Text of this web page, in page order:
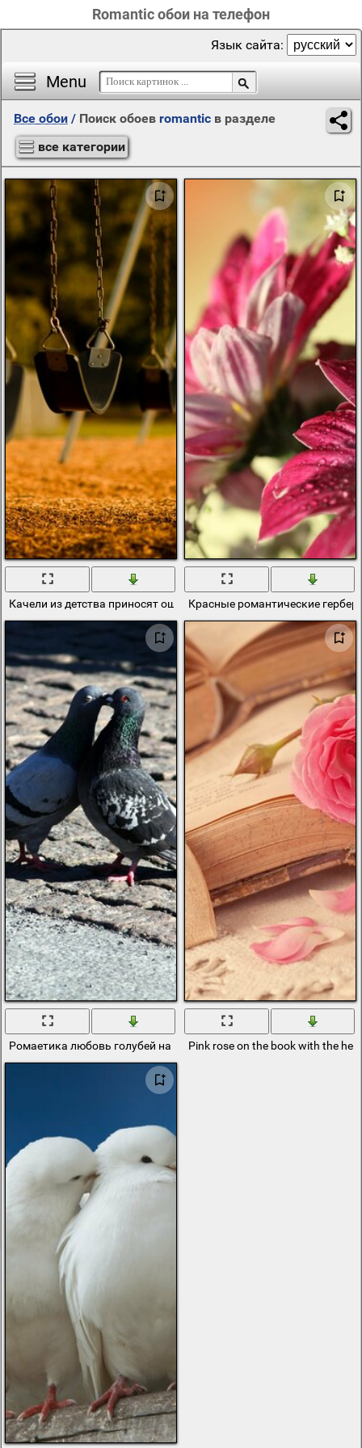
Romantic обои на телефон
Menu
Язык сайта:
Все обои / Поиск обоев romantic в разделе
все категории
Качели из детства приносят ощущение полета
Красные романтические
Ромаетика любовь голубей на природеPink rose on the book with the